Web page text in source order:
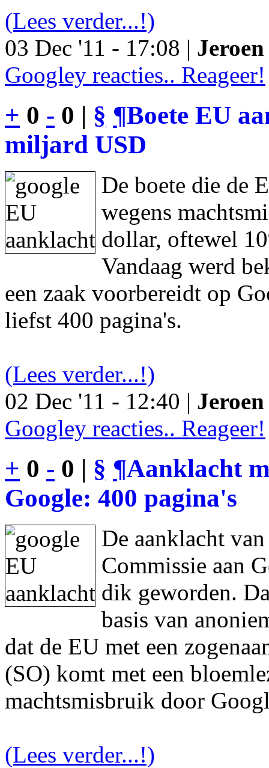
(Lees verder...!)
03 Dec '11 - 17:08 |
Googley reacties.. Reageer!
+ 0 - 0 | § ¶Boete EU
miljard USD
De boete die de
wegens
dollar, oftewel
Vandaag werd
een zaak voorbereidt op
liefst 400 pagina's.
(Lees verder...!)
02 Dec '11 - 12:40 |
Googley reacties.. Reageer!
+ 0 - 0 | § ¶Aanklacht
Google: 400 pagina's
De aanklacht
Commissie aan
dik geworden.
basis van
dat de EU met een
(SO) komt met een
machtsmisbruik door
(Lees verder...!)